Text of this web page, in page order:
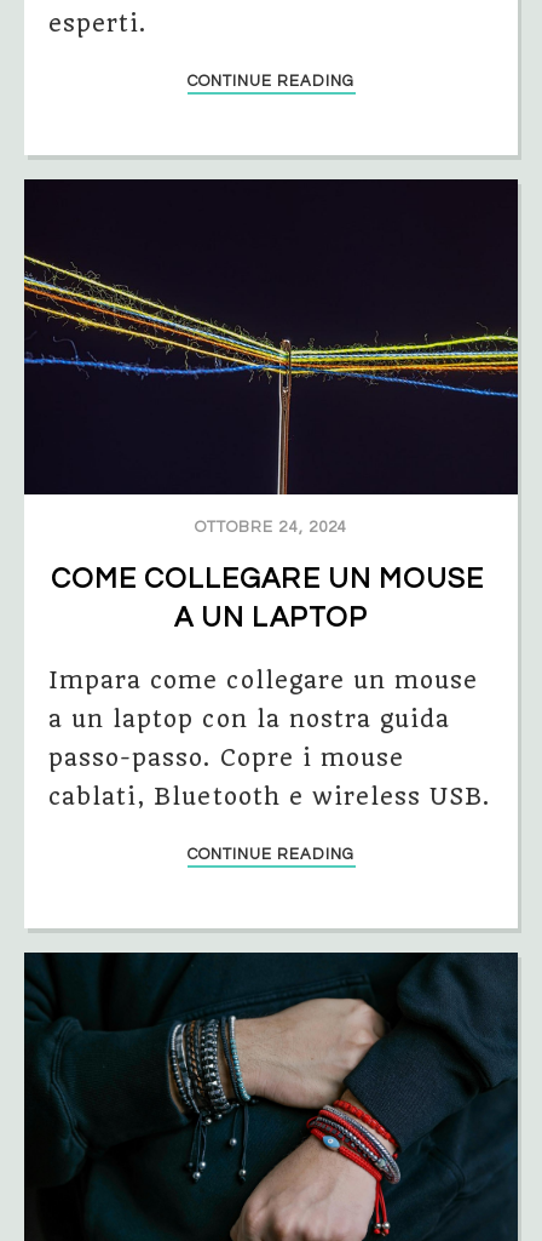
esperti.
CONTINUE READING
OTTOBRE 24, 2024
COME COLLEGARE UN MOUSE
A UN LAPTOP
Impara come collegare un mouse
a un laptop con la nostra guida
passo-passo. Copre i mouse
cablati, Bluetooth e wireless USB.
CONTINUE READING